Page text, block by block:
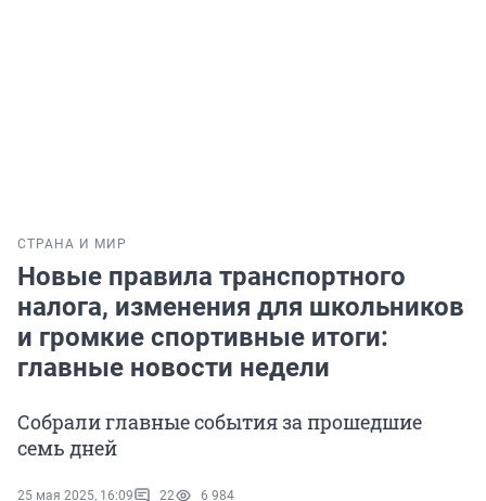
СТРАНА И МИР
Новые правила транспортного
налога, изменения для школьников
и громкие спортивные итоги:
главные новости недели
Собрали главные события за прошедшие
семь дней
25 мая 2025, 16:09 22 6 984